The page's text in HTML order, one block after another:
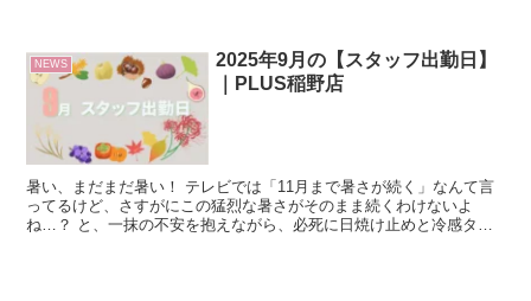
NEWS
2025年9月の【スタッフ出勤日】
｜PLUS稲野店
暑い、まだまだ暑い！ テレビでは「11月まで暑さが続く」なんて言
ってるけど、さすがにこの猛烈な暑さがそのまま続くわけないよ
ね…？ と、一抹の不安を抱えながら、必死に日焼け止めと冷感タオ